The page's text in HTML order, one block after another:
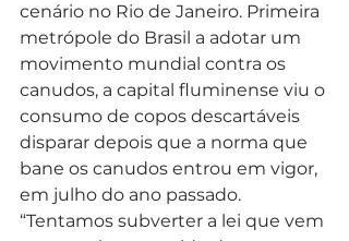
cenário no Rio de Janeiro. Primeira
metrópole do Brasil a adotar um
movimento mundial contra os
canudos, a capital fluminense viu o
consumo de copos descartáveis
disparar depois que a norma que
bane os canudos entrou em vigor,
em julho do ano passado.
“Tentamos subverter a lei que vem